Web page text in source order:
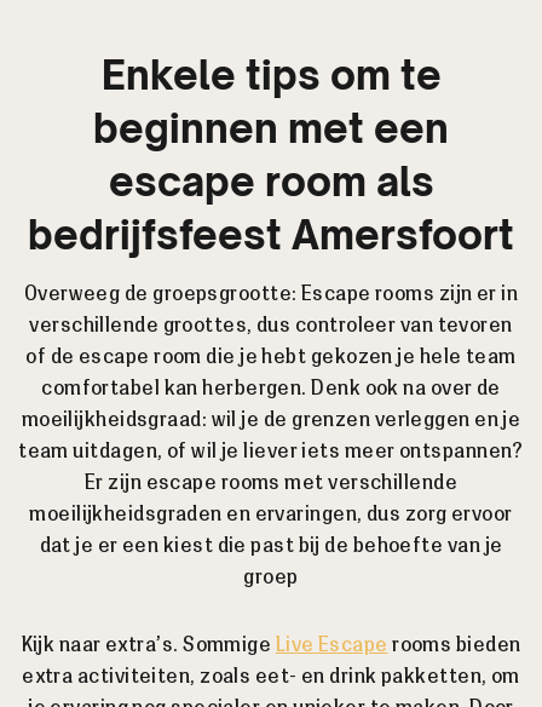
Enkele tips om te
beginnen met een
escape room als
bedrijfsfeest Amersfoort
Overweeg de groepsgrootte: Escape rooms zijn er in
verschillende groottes, dus controleer van tevoren
of de escape room die je hebt gekozen je hele team
comfortabel kan herbergen. Denk ook na over de
moeilijkheidsgraad: wil je de grenzen verleggen en je
team uitdagen, of wil je liever iets meer ontspannen?
Er zijn escape rooms met verschillende
moeilijkheidsgraden en ervaringen, dus zorg ervoor
dat je er een kiest die past bij de behoefte van je
groep
Kijk naar extra’s. Sommige Live Escape rooms bieden
extra activiteiten, zoals eet- en drink pakketten, om